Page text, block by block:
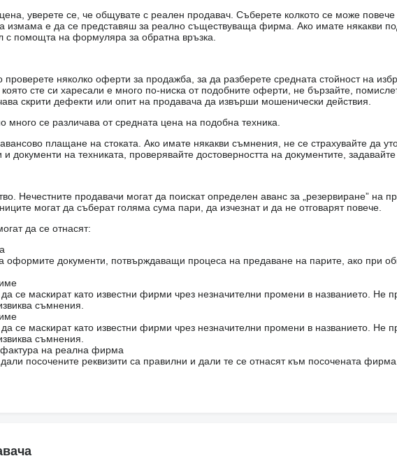
уверете се, че общувате с реален продавач. Съберете колкото се може
измама е да се представяш за реално съществуваща фирма. Ако имате някакви
с помощта на формуляра за обратна връзка.
няколко оферти за продажба, за да разберете средната стойност на
сте си харесали е много по-ниска от подобните оферти, не бързайте,
скрити дефекти или опит на продавача да извърши мошенически действия.
много се различава от средната цена на подобна техника.
плащане на стоката. Ако имате някакви съмнения, не се страхувайте да
документи на техниката, проверявайте достоверността на документите, задавайте
Нечестните продавачи могат да поискат определен аванс за „резервиране” на
могат да съберат голяма сума пари, да изчезнат и да не отговарят повече.
да се отнасят:
оформите документи, потвърждаващи процеса на предаване на парите, ако при
се маскират като известни фирми чрез незначителни промени в названието. Не
съмнения.
се маскират като известни фирми чрез незначителни промени в названието. Не
съмнения.
фактура на реална фирма
посочените реквизити са правилни и дали те се отнасят към посочената фирма.